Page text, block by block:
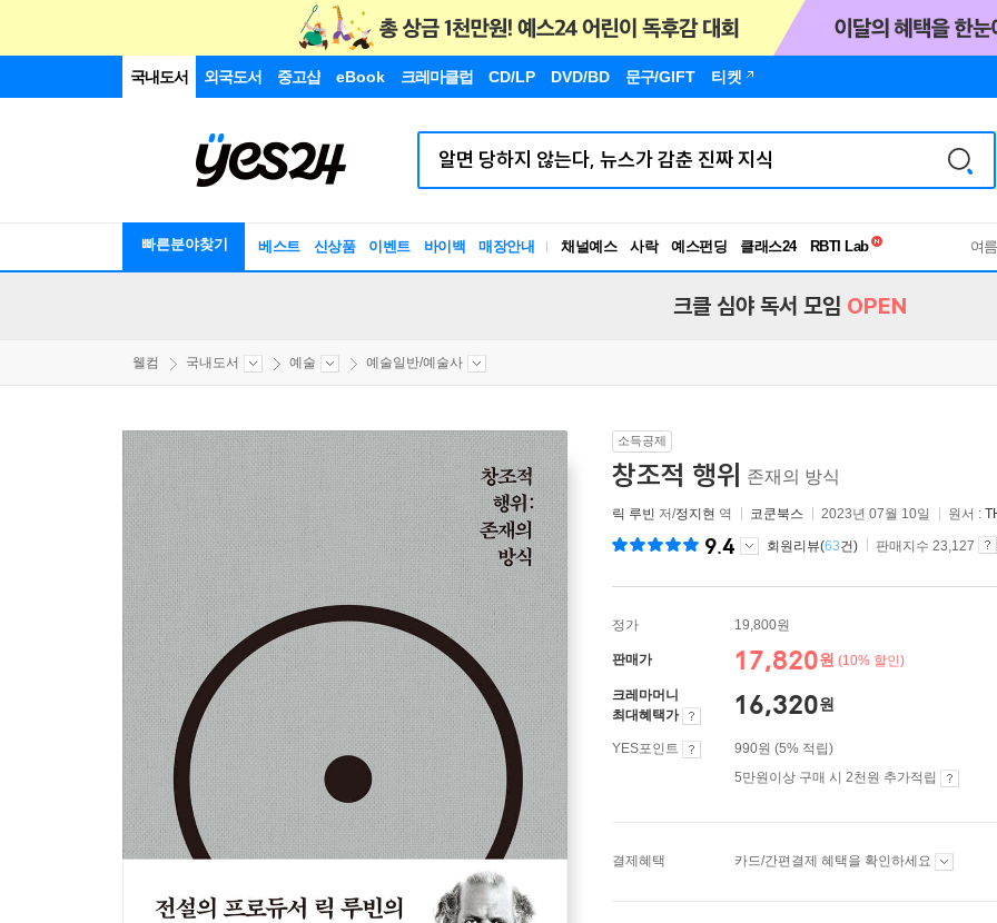
국내도서 외국도서 중고샵 eBook 크레마클럽 CD/LP DVD/BD 문구/GIFT 티켓
빠른분야찾기 베스트 신상품 이벤트 바이백 매장안내 채널예스 사락 예스펀딩 클래스24
RBTI Lab
독서유형검사
여
크클 심야 독서 모임 OPEN
웰컴 국내도서 예술 예술일반/예술사
소득공제
창조적 행위 존재의 방식
릭 루빈 저/정지현 역 코쿤북스 2023년 07월 10일 원서 :
9.4 회원리뷰(63건) 판매지수 23,127
정가 19,800원
판매가 17,820원 (10% 할인)
크레마머니
최대혜택가
16,320원
YES포인트
990원 (5% 적립)
5만원이상 구매 시 2천원 추가적립
결제혜택 카드/간편결제 혜택을 확인하세요